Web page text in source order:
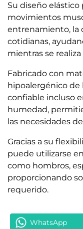
Su diseño
movimientos
entrenamiento, la
cotidianas,
mientras se
Fabricado con
hipoalergénico de
confiable incluso
humedad,
las necesidades
Gracias a su
puede utilizarse
como hombros,
proporcionando
requerido.
WhatsApp